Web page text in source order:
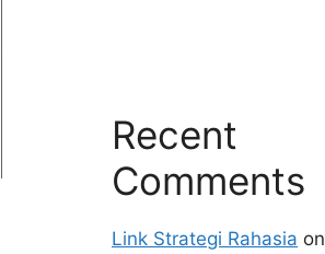
Recent
Comments
Link Strategi Rahasia on